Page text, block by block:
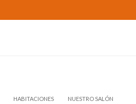
HABITACIONES NUESTRO SALÓN